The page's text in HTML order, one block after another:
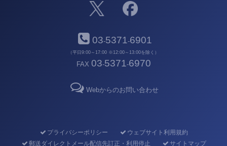
03-5371-6901
（平日9:00～17:00 ※12:00～13:00を除く）
FAX 03-5371-6970
Webからのお問い合わせ
プライバシーポリシー
ウェブサイト利用規約
郵送ダイレクトメール配信先訂正・利用停止
サイトマップ